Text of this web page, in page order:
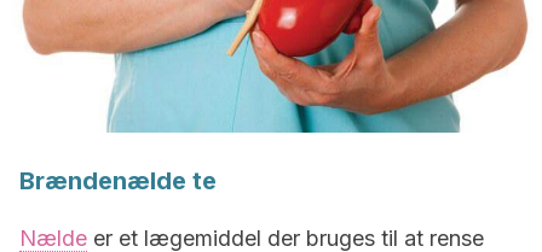
Brændenælde te
Nælde er et lægemiddel der bruges til at rense